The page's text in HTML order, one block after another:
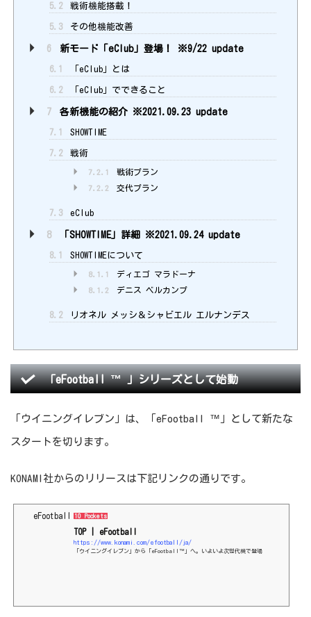
5.2 戦術機能搭載！
5.3 その他機能改善
6 新モード「eClub」登場！ ※9/22 update
6.1 「eClub」とは
6.2 「eClub」でできること
7 各新機能の紹介 ※2021.09.23 update
7.1 SHOWTIME
7.2 戦術
7.2.1 戦術プラン
7.2.2 交代プラン
7.3 eClub
8 「SHOWTIME」詳細 ※2021.09.24 update
8.1 SHOWTIMEについて
8.1.1 ディエゴ マラドーナ
8.1.2 デニス ベルカンプ
8.2 リオネル メッシ＆シャビエル エルナンデス
「eFootball ™ 」シリーズとして始動
「ウイニングイレブン」は、「eFootball ™」として新たな
スタートを切ります。
KONAMI社からのリリースは下記リンクの通りです。
eFootball 10 Pockets
TOP | eFootball
https://www.konami.com/efootball/ja/
「ウイニングイレブン」から「eFootball™」へ。いよいよ次世代機で登場